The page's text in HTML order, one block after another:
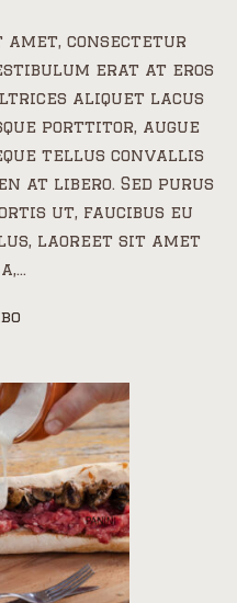
amet, consectetur
erat at eros
aliquet lacus
porttitor, augue
tellus convallis
at libero. Sed purus
ut, faucibus eu
laoreet sit amet